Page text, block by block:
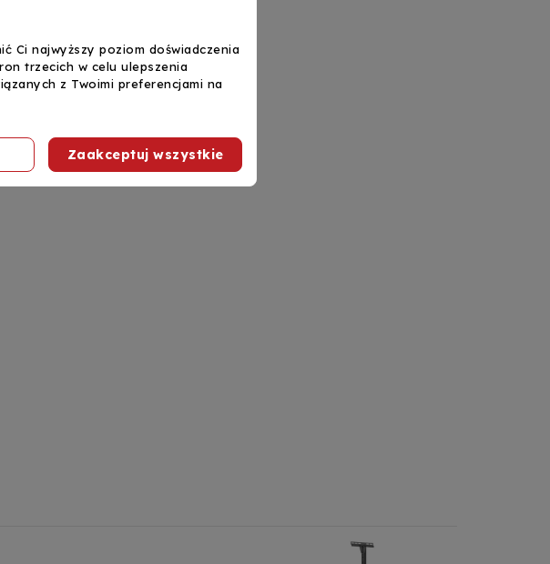
Ci najwyższy poziom doświadczenia
trzecich w celu ulepszenia
z Twoimi preferencjami na
Zaakceptuj wszystkie